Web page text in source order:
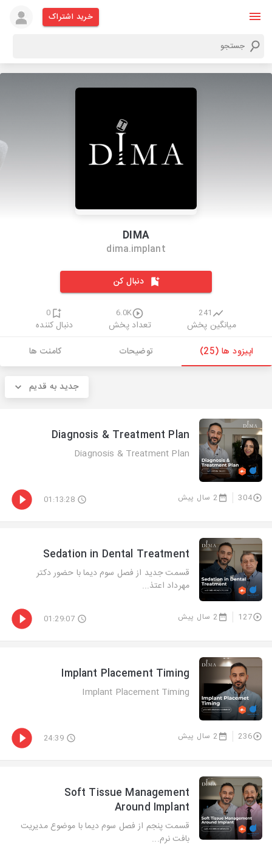
خرید اشتراک
DIMA
dima.implant
دنبال کن
241
میانگین پخش
6.0K
تعداد پخش
0
دنبال کننده
اپیزود ها (25)
توضیحات کامنت ها
جدید به قدیم
Diagnosis & Treatment Plan
Diagnosis & Treatment Plan
304 2 سال پیش 01:13:28
Sedation in Dental Treatment
قسمت جدید از فصل سوم دیما با حضور دکتر
مهرداد اعتذ...
127 2 سال پیش 01:29:07
Implant Placement Timing
Implant Placement Timing
236 2 سال پیش 24:39
Soft Tissue Management
Around Implant
قسمت پنجم از فصل سوم دیما با موضوع مدیریت
بافت نرم...